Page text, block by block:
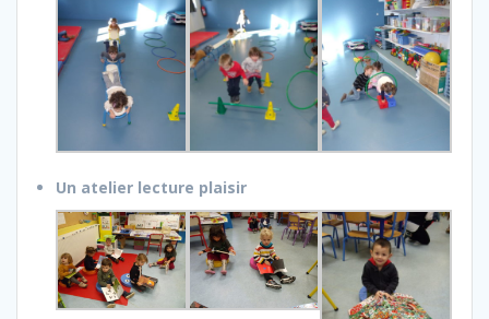
Un atelier lecture plaisir